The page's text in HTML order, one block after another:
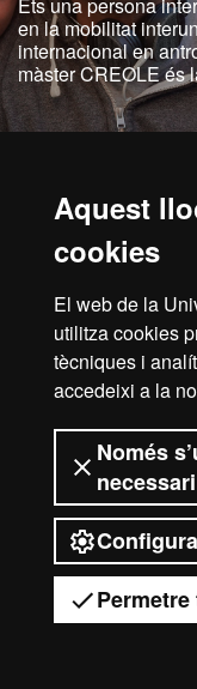
Aquest
cookies
El web de la
utilitza cookies
tècniques i
accedeixi a la
Només
necessari
en la mobilitat
internacional en
màster CREOLE és
Màster
Guies
2026